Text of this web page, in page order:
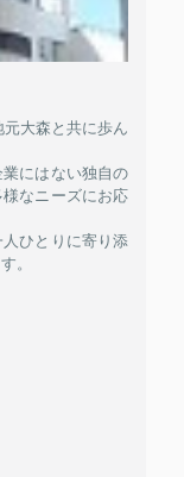
大森と共に歩ん
にはない独自の
なニーズにお応
ひとりに寄り添
。